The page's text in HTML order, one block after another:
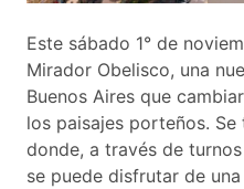
Este sábado 1° de
Mirador Obelisco, una
Buenos Aires que
los paisajes porteños.
donde, a través de
se puede disfrutar de